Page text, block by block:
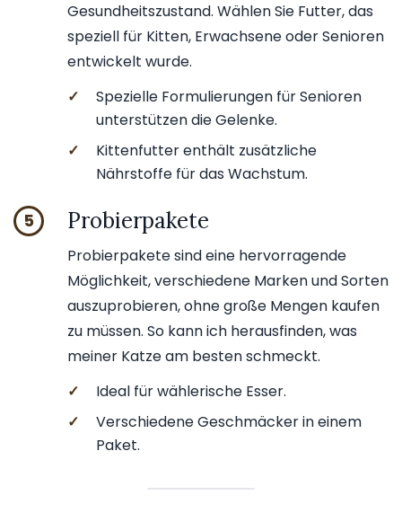
Gesundheitszustand. Wählen Sie Futter, das
speziell für Kitten, Erwachsene oder Senioren
entwickelt wurde.
✓
Spezielle Formulierungen für Senioren
unterstützen die Gelenke.
✓
Kittenfutter enthält zusätzliche
Nährstoffe für das Wachstum.
5 Probierpakete
Probierpakete sind eine hervorragende
Möglichkeit, verschiedene Marken und Sorten
auszuprobieren, ohne große Mengen kaufen
zu müssen. So kann ich herausfinden, was
meiner Katze am besten schmeckt.
✓
Ideal für wählerische Esser.
✓
Verschiedene Geschmäcker in einem
Paket.